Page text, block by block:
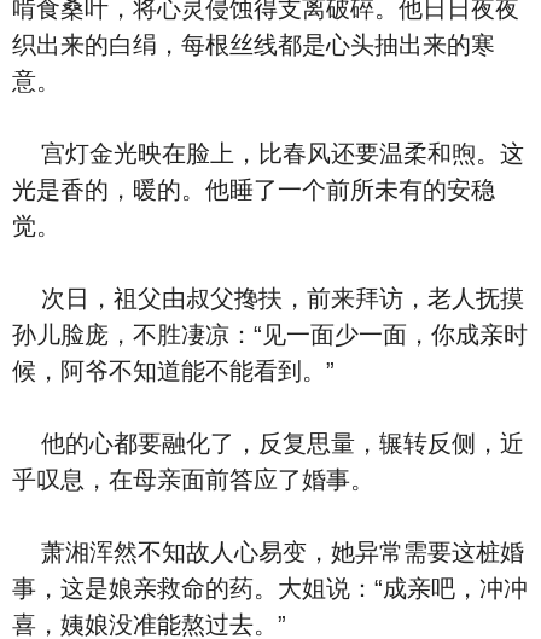
啃食桑叶，将心灵侵蚀得支离破碎。他日日夜夜
织出来的白绢，每根丝线都是心头抽出来的寒
意。
宫灯金光映在脸上，比春风还要温柔和煦。这
光是香的，暖的。他睡了一个前所未有的安稳
觉。
次日，祖父由叔父搀扶，前来拜访，老人抚摸
孙儿脸庞，不胜凄凉：“见一面少一面，你成亲时
候，阿爷不知道能不能看到。”
他的心都要融化了，反复思量，辗转反侧，近
乎叹息，在母亲面前答应了婚事。
萧湘浑然不知故人心易变，她异常需要这桩婚
事，这是娘亲救命的药。大姐说：“成亲吧，冲冲
喜，姨娘没准能熬过去。”